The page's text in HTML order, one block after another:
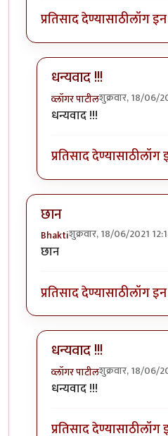
प्रतिसाद देण्यासाठीलॉग
धन्यवाद !!!
व्लॉगर पाटीलशुक्रवार, 18/06/
In reply to
धन्यवाद !!!
प्रतिसाद देण्यासाठीलॉग
छान
Bhaktiशुक्रवार, 18/06/2021
छान
प्रतिसाद देण्यासाठीलॉग
धन्यवाद !!!
व्लॉगर पाटीलशुक्रवार, 18/06/
In reply to
धन्यवाद !!!
प्रतिसाद देण्यासाठीलॉग